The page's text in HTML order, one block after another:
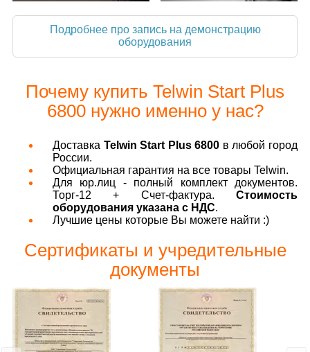
Подробнее про запись на демонстрацию
оборудования
Почему купить Telwin Start Plus
6800 нужно именно у нас?
Доставка Telwin Start Plus 6800 в любой город
России.
Официальная гарантия на все товары Telwin.
Для юр.лиц - полный комплект документов.
Торг-12 + Счет-фактура. Стоимость
оборудования указана с НДС.
Лучшие цены которые Вы можете найти :)
Сертификаты и учредительные
документы